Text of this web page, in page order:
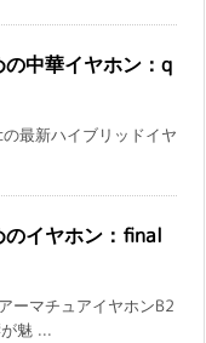
の中華イヤホン：q
最新ハイブリッドイヤ
のイヤホン：final
ーマチュアイヤホンB2
魅 ...